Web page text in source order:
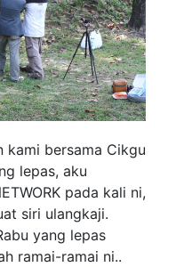
kami bersama Cikgu
lepas, aku
pada kali ni,
siri ulangkaji.
yang lepas
ramai-ramai ni..